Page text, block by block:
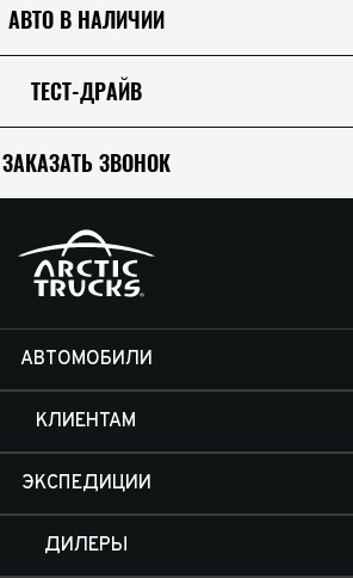
АВТО В НАЛИЧИИ
ТЕСТ-ДРАЙВ
ЗАКАЗАТЬ ЗВОНОК
АВТОМОБИЛИ
КЛИЕНТАМ
ЭКСПЕДИЦИИ
ДИЛЕРЫ